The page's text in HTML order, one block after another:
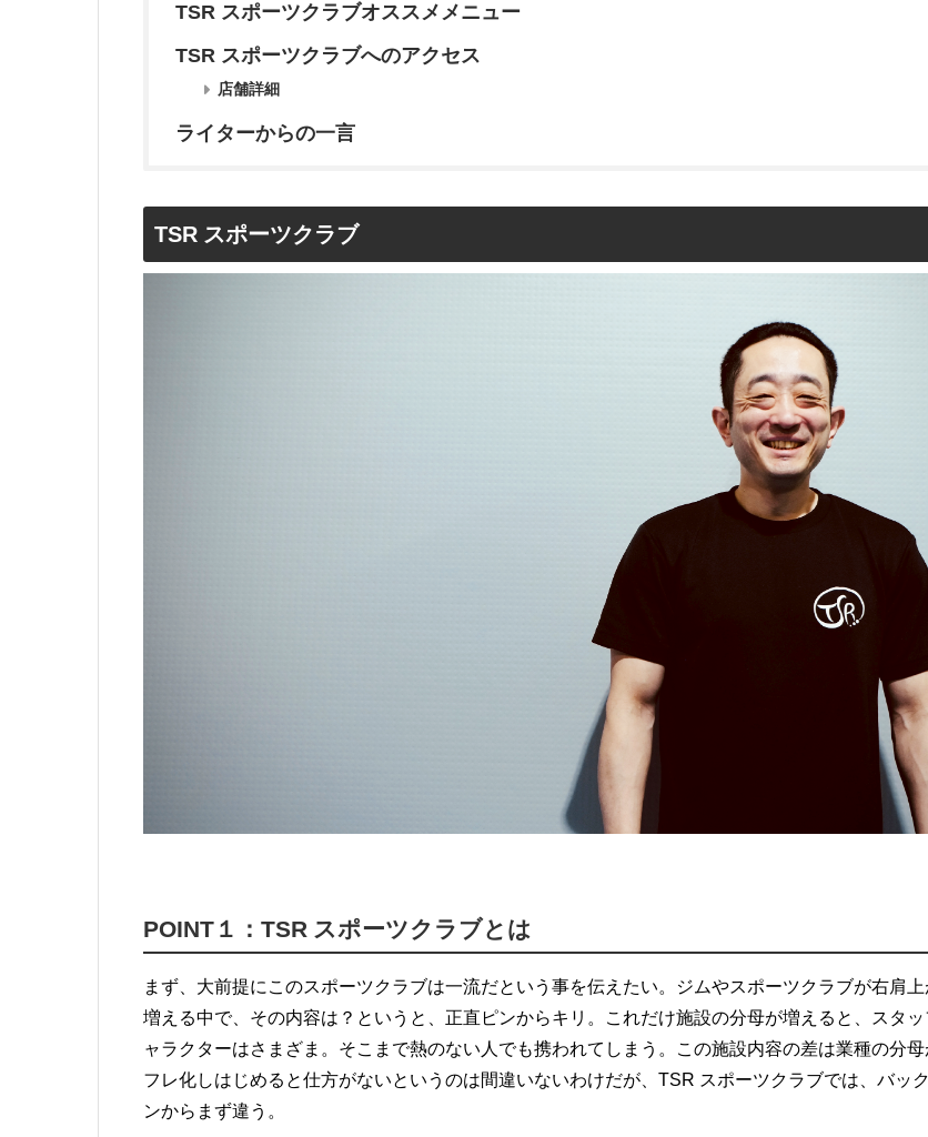
TSR スポーツクラブオススメメニュー
TSR スポーツクラブへのアクセス
店舗詳細
ライターからの一言
TSR スポーツクラブ
POINT１：TSR スポーツクラブとは
まず、大前提にこのスポーツクラブは一流だという事を伝えたい。ジムやスポーツクラブが右肩上
増える中で、その内容は？というと、正直ピンからキリ。これだけ施設の分母が増えると、スタッ
ャラクターはさまざま。そこまで熱のない人でも携われてしまう。この施設内容の差は業種の分母
フレ化しはじめると仕方がないというのは間違いないわけだが、TSR スポーツクラブでは、バッ
ンからまず違う。